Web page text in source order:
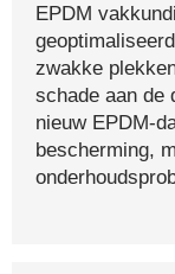
EPDM
zwakke
schade aan de
nieuw EPDM-
bescherming,